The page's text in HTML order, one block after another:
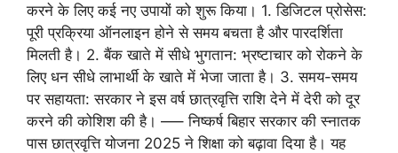
करने के लिए कई नए उपायों को शुरू किया। 1. डिजिटल प्रोसेस:
पूरी प्रक्रिया ऑनलाइन होने से समय बचता है और पारदर्शिता
मिलती है। 2. बैंक खाते में सीधे भुगतान: भ्रष्टाचार को रोकने के
लिए धन सीधे लाभार्थी के खाते में भेजा जाता है। 3. समय-समय
पर सहायता: सरकार ने इस वर्ष छात्रवृत्ति राशि देने में देरी को दूर
करने की कोशिश की है। —– निष्कर्ष बिहार सरकार की स्नातक
पास छात्रवृत्ति योजना 2025 ने शिक्षा को बढ़ावा दिया है। यह